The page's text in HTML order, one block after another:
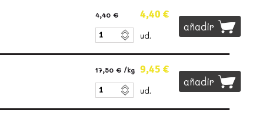
4,40 € 4,40 €
ud.
añadir
17,50 € /kg 9,45 €
ud.
añadir